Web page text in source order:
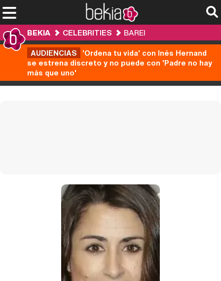
BEKIA CELEBRITIES
BAREI
AUDIENCIAS 'Ordena tu vida' con Inés Hernand
se estrena discreto y no puede con 'Padre no hay
más que uno'